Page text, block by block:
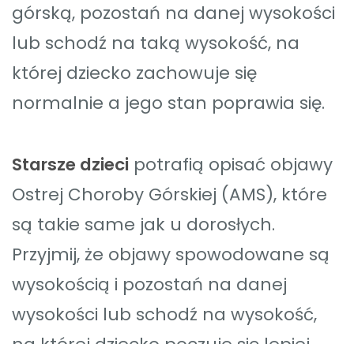
górską, pozostań na danej wysokości
lub schodź na taką wysokość, na
której dziecko zachowuje się
normalnie a jego stan poprawia się.
Starsze dzieci potrafią opisać objawy
Ostrej Choroby Górskiej (AMS), które
są takie same jak u dorosłych.
Przyjmij, że objawy spowodowane są
wysokością i pozostań na danej
wysokości lub schodź na wysokość,